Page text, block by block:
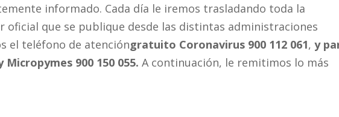
informado. Cada día le iremos trasladando toda la
oficial que se publique desde las distintas administraciones
el teléfono de atencióngratuito Coronavirus 900 112 061,y
900 150 055. A continuación, le remitimos lo más